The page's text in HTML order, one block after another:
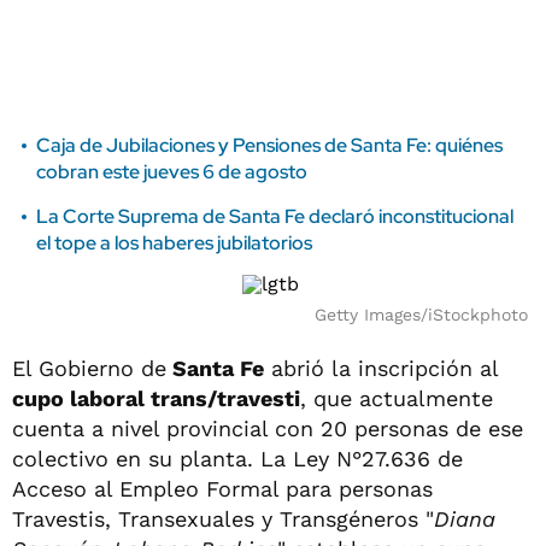
Caja de Jubilaciones y Pensiones de Santa Fe: quiénes
cobran este jueves 6 de agosto
La Corte Suprema de Santa Fe declaró inconstitucional
el tope a los haberes jubilatorios
Getty Images/iStockphoto
El Gobierno de Santa Fe abrió la inscripción al
cupo laboral trans/travesti, que actualmente
cuenta a nivel provincial con 20 personas de ese
colectivo en su planta. La Ley N°27.636 de
Acceso al Empleo Formal para personas
Travestis, Transexuales y Transgéneros "Diana